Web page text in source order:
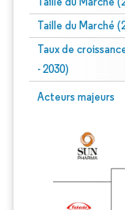
Taille du Marché
Taux de
- 2030)
Acteurs majeurs
Image © Mordor